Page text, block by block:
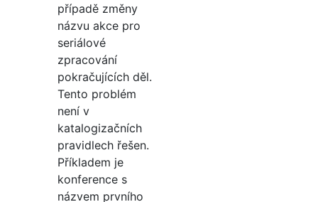
případě změny
názvu akce pro
seriálové
zpracování
pokračujících děl.
Tento problém
není v
katalogizačních
pravidlech řešen.
Příkladem je
konference s
názvem prvního